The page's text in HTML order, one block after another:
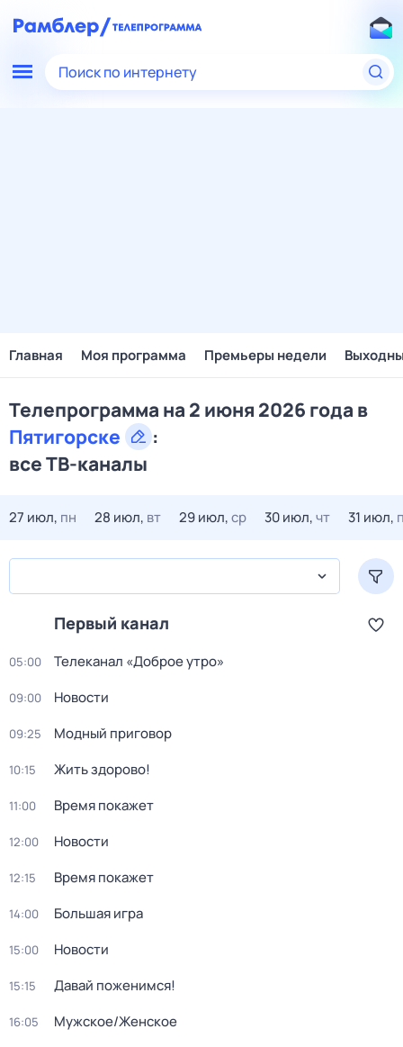
Поиск по интернету
Главная Моя программа Премьеры недели
Телепрограмма на 2 июня 2026 года в
Пятигорске
:
все ТВ-каналы
27 июл, пн 28 июл, вт 29 июл,ср 30 июл,чт 31 июл,
Первый канал
05:00 Телеканал «Доброе утро»
09:00 Новости
09:25 Модный приговор
10:15 Жить здорово!
11:00 Время покажет
12:00 Новости
12:15 Время покажет
14:00 Большая игра
15:00 Новости
15:15 Давай поженимся!
16:05 Мужское/Женское